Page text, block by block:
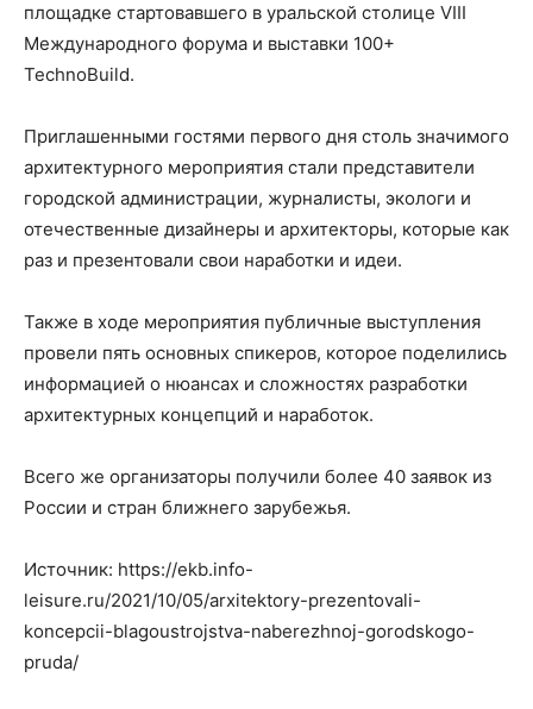
площадке стартовавшего в уральской столице VIII
Международного форума и выставки 100+
TechnoBuild.
Приглашенными гостями первого дня столь значимого
архитектурного мероприятия стали представители
городской администрации, журналисты, экологи и
отечественные дизайнеры и архитекторы, которые как
раз и презентовали свои наработки и идеи.
Также в ходе мероприятия публичные выступления
провели пять основных спикеров, которое поделились
информацией о нюансах и сложностях разработки
архитектурных концепций и наработок.
Всего же организаторы получили более 40 заявок из
России и стран ближнего зарубежья.
Источник: https://ekb.info-
leisure.ru/2021/10/05/arxitektory-prezentovali-
koncepcii-blagoustrojstva-naberezhnoj-gorodskogo-
pruda/